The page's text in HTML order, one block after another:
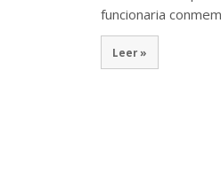
funcionaria
Leer »